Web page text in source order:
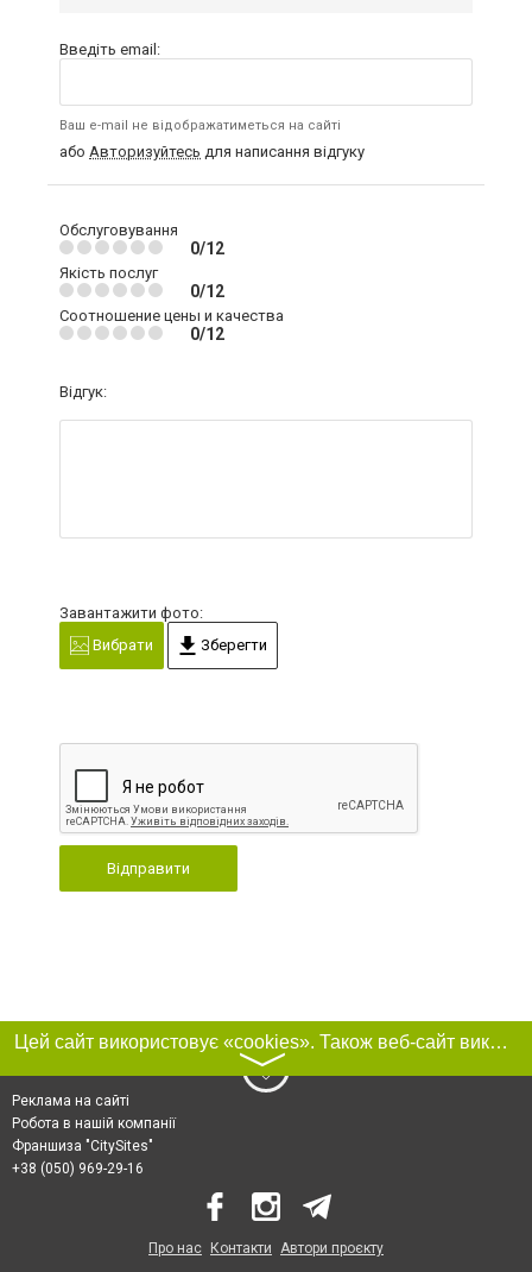
Введіть email:
Ваш e-mail не відображатиметься на сайті
або Авторизуйтесь для написання відгуку
Обслуговування
0/12
Якість послуг
0/12
Соотношение цены и качества
0/12
Відгук:
Завантажити фото:
Вибрати
Зберегти
Відправити
Цей сайт використовує «cookies». Також веб-сайт використовує інтернет-сервіс для збору технічних даних стосовно відвідувачів з метою отримання маркетингової та статистичної інформації. Умови обробки даних відвідувачів сайту див.
〉
Реклама на сайті
Робота в нашій компанії
Франшиза "CitySites"
+38 (050) 969-29-16
Про нас Контакти Автори проєкту